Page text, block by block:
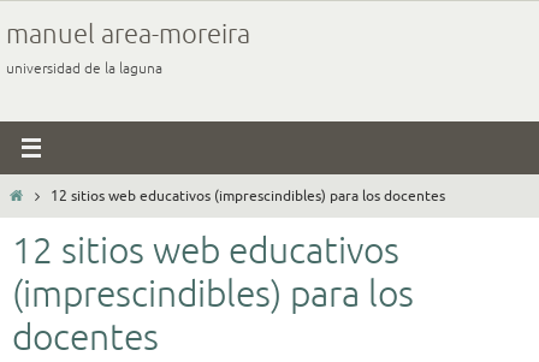
al
contenido
manuel area-moreira
universidad de la laguna
Inicio12 sitios web educativos (imprescindibles) para los docentes
12 sitios web educativos
(imprescindibles) para los
docentes